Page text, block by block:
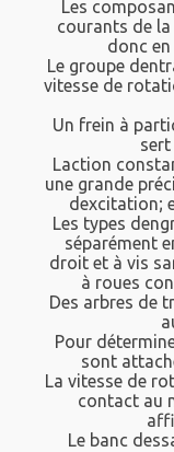
Les
courants de
donc
Le groupe
vitesse de
Un frein à
sert
Laction
une grande
dexcitation;
Les types
séparément
droit et à vis
à roues
Des arbres de
Pour
sont
La vitesse de
contact au
Le banc